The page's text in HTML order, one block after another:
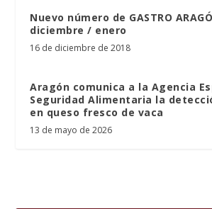
Nuevo número de GASTRO
diciembre / enero
16 de diciembre de 2018
Aragón comunica a la Agencia
Seguridad Alimentaria la
en queso fresco de vaca
13 de mayo de 2026